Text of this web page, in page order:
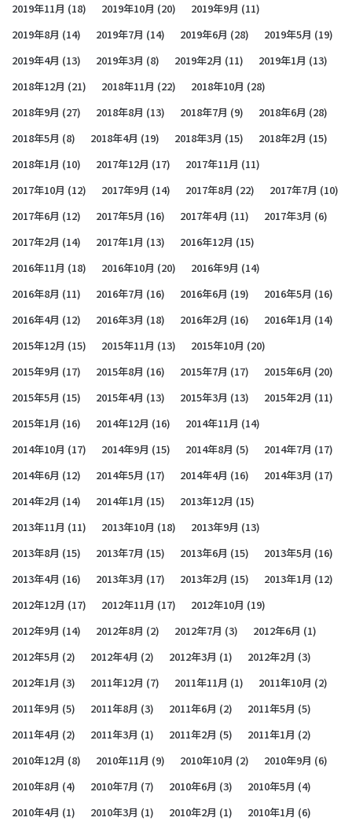
2019年11月 (18) 2019年10月 (20) 2019年9月 (11)
2019年8月 (14) 2019年7月 (14) 2019年6月 (28) 2019年5月 (19)
2019年4月 (13) 2019年3月 (8) 2019年2月 (11) 2019年1月 (13)
2018年12月 (21) 2018年11月 (22) 2018年10月 (28)
2018年9月 (27) 2018年8月 (13) 2018年7月 (9) 2018年6月 (28)
2018年5月 (8) 2018年4月 (19) 2018年3月 (15) 2018年2月 (15)
2018年1月 (10) 2017年12月 (17) 2017年11月 (11)
2017年10月 (12) 2017年9月 (14) 2017年8月 (22) 2017年7月 (10)
2017年6月 (12) 2017年5月 (16) 2017年4月 (11) 2017年3月 (6)
2017年2月 (14) 2017年1月 (13) 2016年12月 (15)
2016年11月 (18) 2016年10月 (20) 2016年9月 (14)
2016年8月 (11) 2016年7月 (16) 2016年6月 (19) 2016年5月 (16)
2016年4月 (12) 2016年3月 (18) 2016年2月 (16) 2016年1月 (14)
2015年12月 (15) 2015年11月 (13) 2015年10月 (20)
2015年9月 (17) 2015年8月 (16) 2015年7月 (17) 2015年6月 (20)
2015年5月 (15) 2015年4月 (13) 2015年3月 (13) 2015年2月 (11)
2015年1月 (16) 2014年12月 (16) 2014年11月 (14)
2014年10月 (17) 2014年9月 (15) 2014年8月 (5) 2014年7月 (17)
2014年6月 (12) 2014年5月 (17) 2014年4月 (16) 2014年3月 (17)
2014年2月 (14) 2014年1月 (15) 2013年12月 (15)
2013年11月 (11) 2013年10月 (18) 2013年9月 (13)
2013年8月 (15) 2013年7月 (15) 2013年6月 (15) 2013年5月 (16)
2013年4月 (16) 2013年3月 (17) 2013年2月 (15) 2013年1月 (12)
2012年12月 (17) 2012年11月 (17) 2012年10月 (19)
2012年9月 (14) 2012年8月 (2) 2012年7月 (3) 2012年6月 (1)
2012年5月 (2) 2012年4月 (2) 2012年3月 (1) 2012年2月 (3)
2012年1月 (3) 2011年12月 (7) 2011年11月 (1) 2011年10月 (2)
2011年9月 (5) 2011年8月 (3) 2011年6月 (2) 2011年5月 (5)
2011年4月 (2) 2011年3月 (1) 2011年2月 (5) 2011年1月 (2)
2010年12月 (8) 2010年11月 (9) 2010年10月 (2) 2010年9月 (6)
2010年8月 (4) 2010年7月 (7) 2010年6月 (3) 2010年5月 (4)
2010年4月 (1) 2010年3月 (1) 2010年2月 (1) 2010年1月 (6)